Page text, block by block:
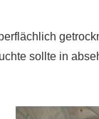
sollte in